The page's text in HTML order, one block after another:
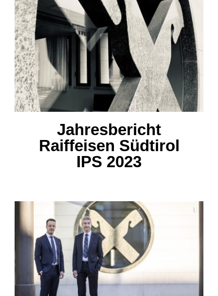
Jahresbericht Raiffeisen
Südtirol IPS 2023
Jahresbericht
Raiffeisen Südtirol
IPS 2023
Vollversammlung IPS 2024